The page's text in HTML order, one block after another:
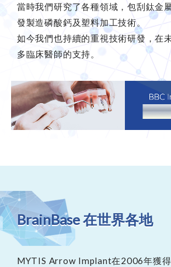
當時我們研究了各種領域，包刮鈦金
發製造磷酸鈣及塑料加工技術。
如今我們也持續的重視技術研發，在
多臨床醫師的支持。
BrainBase 在世界各地
MYTIS Arrow Implant在2006年獲